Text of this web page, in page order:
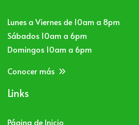
Lunes a Viernes de 10am a 8pm
Sábados 10am a 6pm
Domingos 10am a 6pm
Conocer más
Links
Página de Inicio